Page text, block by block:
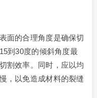
面的合理角度是确保切
到30度的倾斜角度最
割效率。同时，应以均
，以免造成材料的裂缝